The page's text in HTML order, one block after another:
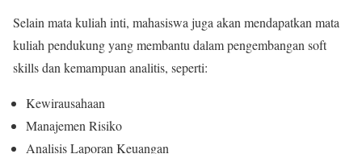
Selain mata kuliah inti, mahasiswa juga akan mendapatkan mata
kuliah pendukung yang membantu dalam pengembangan soft
skills dan kemampuan analitis, seperti:
Kewirausahaan
Manajemen Risiko
Analisis Laporan Keuangan